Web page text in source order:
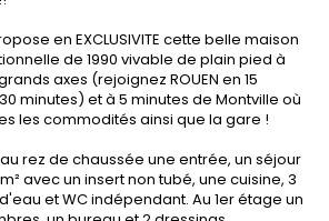
en EXCLUSIVITE cette belle maison
de 1990 vivable de plain pied à
axes (rejoignez ROUEN en 15
30 minutes) et à 5 minutes de Montville où
les commodités ainsi que la gare !
rez de chaussée une entrée, un séjour
avec un insert non tubé, une cuisine, 3
et WC indépendant. Au 1er étage un